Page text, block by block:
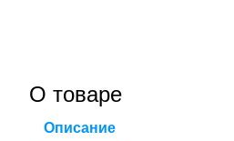
О товаре
Описание